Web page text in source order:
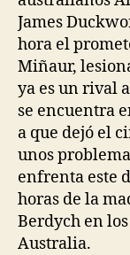
James
hora el
Miñaur,
ya es un rival
se encuentra
a que dejó el
unos
enfrenta este
horas de la
Berdych en
Australia.